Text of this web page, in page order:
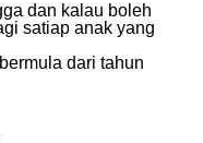
dan kalau boleh
satiap anak yang
dari tahun